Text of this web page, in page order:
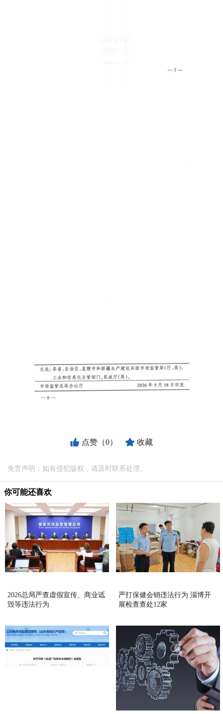
点赞（0） 收藏
免责声明：如有侵犯版权，请及时联系处理。
你可能还喜欢
2026总局严查虚假宣传、商业诋
毁等违法行为
严打保健会销违法行为 淄博开
展检查查处12家